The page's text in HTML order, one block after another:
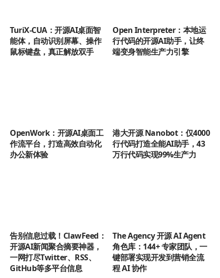
TuriX-CUA：开源AI桌面智
能体，自动识别屏幕、操作
鼠标键盘，真正解放双手
Open Interpreter：本地运
行代码的开源AI助手，让终
端变身智能生产力引擎
OpenWork：开源AI桌面工
作流平台，打造高效自动化
办公新体验
港大开源 Nanobot：仅4000
行代码打造全能AI助手，43
万行代码实现99%生产力
告别信息过载！ClawFeed：
开源AI新闻聚合摘要神器，
一网打尽Twitter、RSS、
GitHub等多平台信息
The Agency 开源 AI Agent
角色库：144+ 专家团队，一
键部署实现开发到营销全流
程 AI 协作